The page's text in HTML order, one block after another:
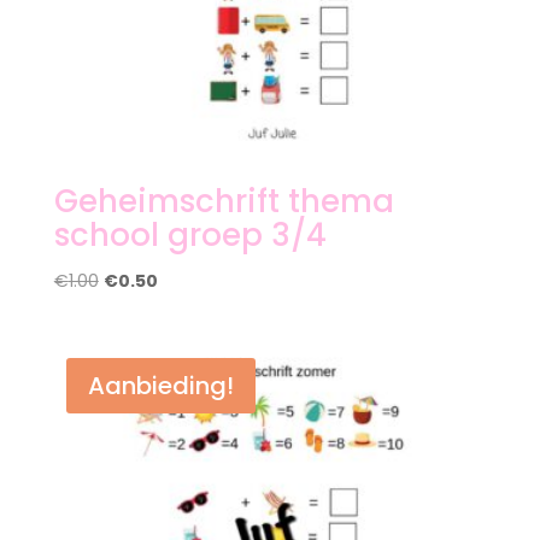
Geheimschrift thema
school groep 3/4
€1.00 Oorspronkelijke
€1.00.
€0.50Huidige
€0.50.
Aanbieding!